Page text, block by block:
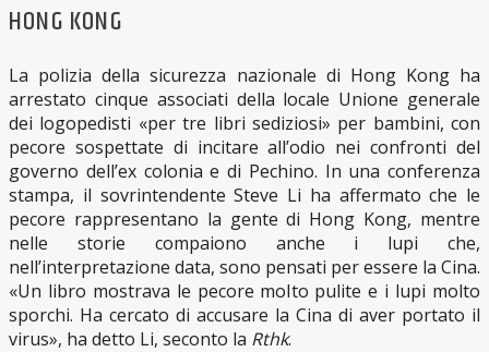
HONG KONG
La polizia della sicurezza nazionale di Hong Kong ha
arrestato cinque associati della locale Unione generale
dei logopedisti «per tre libri sediziosi» per bambini, con
pecore sospettate di incitare all’odio nei confronti del
governo dell’ex colonia e di Pechino. In una conferenza
stampa, il sovrintendente Steve Li ha affermato che le
pecore rappresentano la gente di Hong Kong, mentre
nelle storie compaiono anche i lupi che,
nell’interpretazione data, sono pensati per essere la Cina.
«Un libro mostrava le pecore molto pulite e i lupi molto
sporchi. Ha cercato di accusare la Cina di aver portato il
virus», ha detto Li, seconto la Rthk.